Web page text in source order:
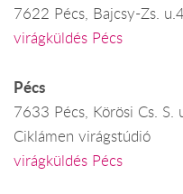
7622 Pécs, Bajcsy-Zs.
virágküldés Pécs
Pécs
7633 Pécs, Körösi Cs. S.
Ciklámen virágstúdió
virágküldés Pécs